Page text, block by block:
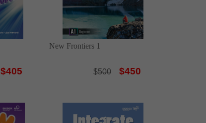
$405
New Frontiers 1
$500 $450